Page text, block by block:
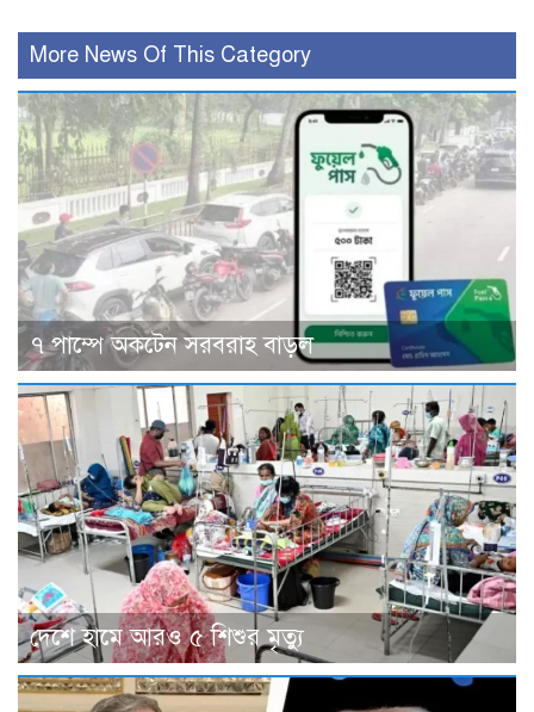
More News Of This Category
৭ পাম্পে অকটেন সরবরাহ বাড়ল
দেশে হামে আরও ৫ শিশুর মৃত্যু